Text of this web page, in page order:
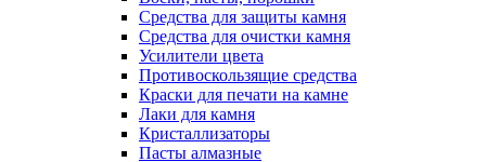
Средства для защиты камня
Средства для очистки камня
Усилители цвета
Противоскользящие средства
Краски для печати на камне
Лаки для камня
Кристаллизаторы
Пасты алмазные